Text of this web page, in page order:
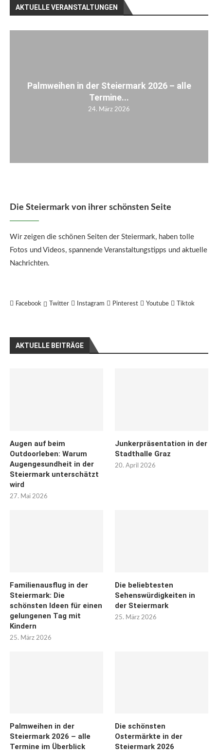
AKTUELLE VERANSTALTUNGEN
Palmweihen in der Steiermark 2026 – alle
Termine...
24. März 2026
Die Steiermark von ihrer schönsten Seite
Wir zeigen die schönen Seiten der Steiermark, haben tolle
Fotos und Videos, spannende Veranstaltungstipps und aktuelle
Nachrichten.
Facebook Twitter Instagram Pinterest Youtube Tiktok
AKTUELLE BEITRÄGE
Augen auf beim
Outdoorleben: Warum
Augengesundheit in der
Steiermark unterschätzt
wird
27. Mai 2026
Junkerpräsentation in der
Stadthalle Graz
20. April 2026
Familienausflug in der
Steiermark: Die
schönsten Ideen für einen
gelungenen Tag mit
Kindern
25. März 2026
Die beliebtesten
Sehenswürdigkeiten in
der Steiermark
25. März 2026
Palmweihen in der
Steiermark 2026 – alle
Termine im Überblick
Die schönsten
Ostermärkte in der
Steiermark 2026